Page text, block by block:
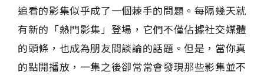
追看的影集似乎成了一個棘手的問題。每隔幾天就
有新的「熱門影集」登場，它們不僅佔據社交媒體
的頭條，也成為朋友間談論的話題。但是，當你真
的點開播放，一集之後卻常常會發現那些影集並不